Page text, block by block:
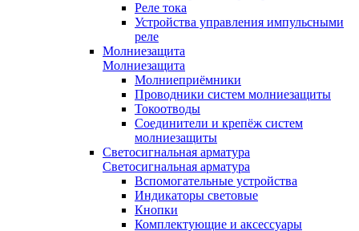
Реле тока
Устройства управления импульсными
реле
Молниезащита
Молниезащита
Молниеприёмники
Проводники систем молниезащиты
Токоотводы
Соединители и крепёж систем
молниезащиты
Светосигнальная арматура
Светосигнальная арматура
Вспомогательные устройства
Индикаторы световые
Кнопки
Комплектующие и аксессуары